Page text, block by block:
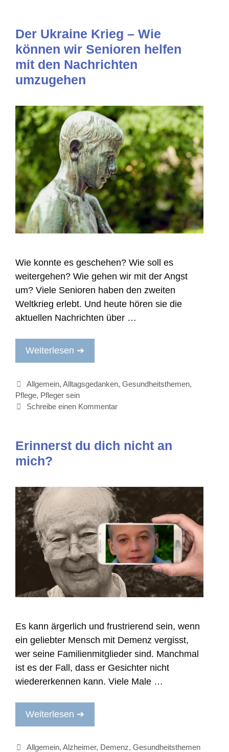
Der Ukraine Krieg – Wie
können wir Senioren helfen
mit den Nachrichten
umzugehen
Wie konnte es geschehen? Wie soll es
weitergehen? Wie gehen wir mit der Angst
um? Viele Senioren haben den zweiten
Weltkrieg erlebt. Und heute hören sie die
aktuellen Nachrichten über …
Weiterlesen ➔
Kategorien
Allgemein,Alltagsgedanken,Gesundheitsthemen,
Pflege, Pfleger sein
Schreibe einen Kommentar
Erinnerst du dich nicht an
mich?
Es kann ärgerlich und frustrierend sein, wenn
ein geliebter Mensch mit Demenz vergisst,
wer seine Familienmitglieder sind. Manchmal
ist es der Fall, dass er Gesichter nicht
wiedererkennen kann. Viele Male …
Weiterlesen ➔
Kategorien
Allgemein,Alzheimer, Demenz,Gesundheitsthemen